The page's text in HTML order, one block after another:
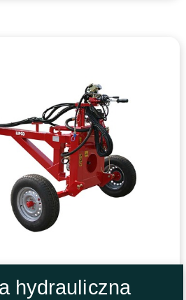
hydrauliczna